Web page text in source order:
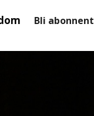
Bli abonnent